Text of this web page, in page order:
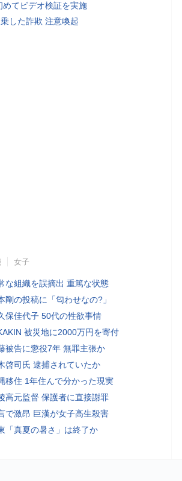
めてビデオ検証を実施
した詐欺 注意喚起
女子
な組織を誤摘出 重篤な状態
剛の投稿に「匂わせなの?」
保佳代子 50代の性欲事情
被災地に2000万円を寄付
被告に懲役7年 無罪主張か
啓司氏 逮捕されていたか
移住 1年住んで分かった現実
高元監督 保護者に直接謝罪
で激昂 巨漢が女子高生殺害
「真夏の暑さ」は終了か